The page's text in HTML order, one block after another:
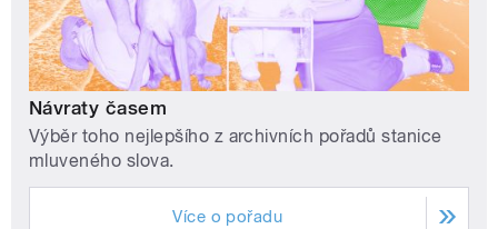
Návraty časem
Výběr toho nejlepšího z archivních pořadů stanice
mluveného slova.
Více o pořadu